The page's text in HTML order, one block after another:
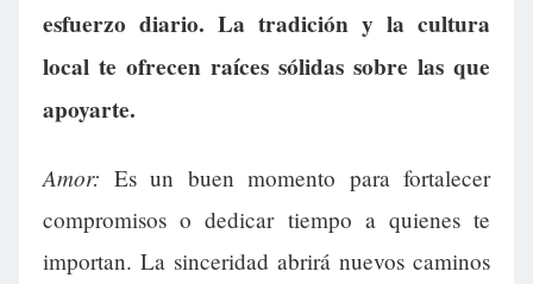
esfuerzo diario. La tradición y la cultura
local te ofrecen raíces sólidas sobre las que
apoyarte.
Amor: Es un buen momento para fortalecer
compromisos o dedicar tiempo a quienes te
importan. La sinceridad abrirá nuevos caminos